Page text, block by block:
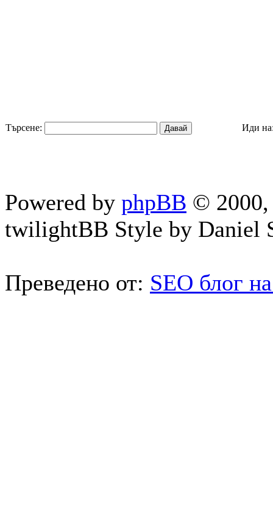
Търсене: Иди
Powered by phpBB © 2000,
twilightBB Style by Daniel
Преведено от: SEO блог